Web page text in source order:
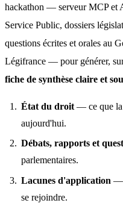
hackathon — serveur MCP et
Service Public, dossiers
questions écrites et orales au
fiche de synthèse claire et
État du droit — ce que la
aujourd'hui.
Débats, rapports et
parlementaires.
Lacunes d'application —
se rejoindre.